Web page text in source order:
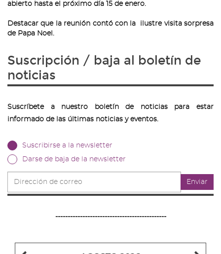
abierto hasta el próximo día 15 de enero.
Destacar que la reunión contó con la ilustre visita sorpresa
de Papa Noel.
Suscripción / baja al boletín de
noticias
Suscríbete a nuestro boletín de noticias para estar
informado de las últimas noticias y eventos.
Suscribirse a la newsletter
Darse de baja de la newsletter
de
correo
Enviar
---------------------------------------------